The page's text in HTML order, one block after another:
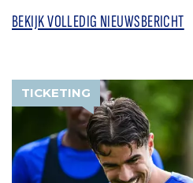
BEKIJK VOLLEDIG NIEUWSBERICHT
TICKETING